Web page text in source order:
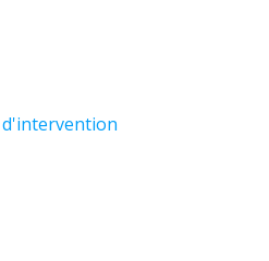
d'intervention